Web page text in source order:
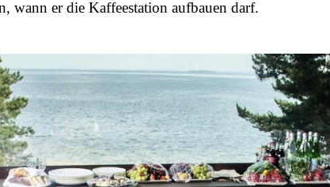
wann er die Kaffeestation aufbauen darf.